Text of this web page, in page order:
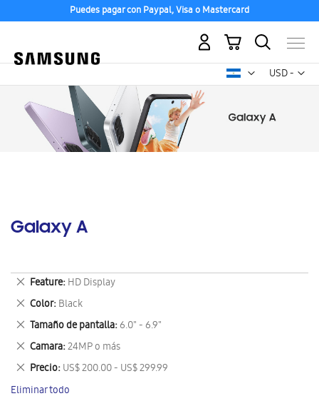
Puedes pagar con Paypal, Visa o Mastercard
USD -
dólar
Mi carrito
Galaxy A
Feature HD Display
Eliminar
este
artículo
Color Black
Eliminar
este
artículo
Tamaño de pantalla 6.0" - 6.9"
Eliminar
este
artículo
Camara 24MP o más
Eliminar
este
artículo
Precio US$ 200.00 - US$ 299.99
Eliminar
este
artículo
Eliminar todo